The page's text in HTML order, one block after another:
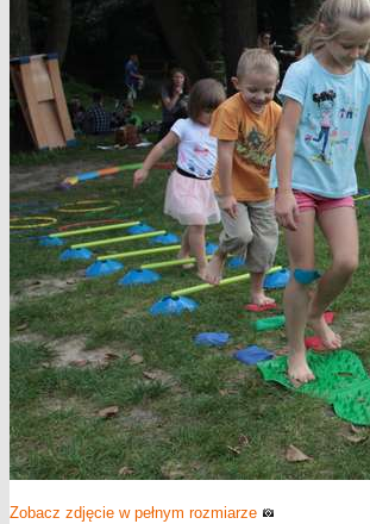
Zobacz zdjęcie w pełnym rozmiarze